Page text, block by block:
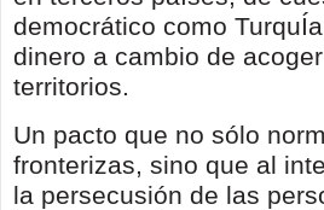
democrático como
dinero a cambio de
territorios.
Un pacto que no sólo
fronterizas, sino que al
la persecusión de las